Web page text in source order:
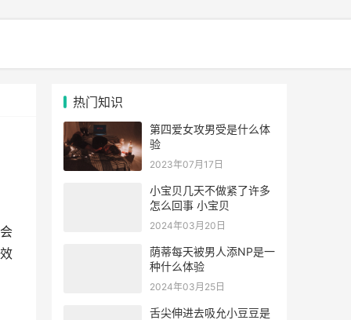
热门知识
第四爱女攻男受是什么体
验
2023年07月17日
小宝贝几天不做紧了许多
怎么回事 小宝贝
2024年03月20日
荫蒂每天被男人添NP是一
种什么体验
2024年03月25日
舌尖伸进去吸允小豆豆是